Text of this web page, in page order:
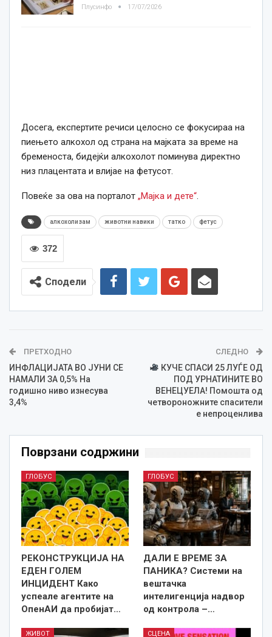
Плусинфо 17/07/2026
Досега, експертите речиси целосно се фокусираа на
пиењето алкохол од страна на мајката за време на
бременоста, бидејќи алкохолот поминува директно
низ плацентата и влијае на фетусот.
Повеќе за ова на порталот „Мајка и дете“.
алкохолизам животни навики татко фетус
372
Сподели
ПРЕТХОДНО
ИНФЛАЦИЈАТА ВО ЈУНИ СЕ
НАМАЛИ ЗА 0,5% На
годишно ниво изнесува
3,4%
СЛЕДНО
КУЧЕ СПАСИ 25 ЛУЃЕ ОД
ПОД УРНАТИНИТЕ ВО
ВЕНЕЦУЕЛА! Помошта од
четвороножните спасители
е непроценлива
Поврзани содржини
ГЛОБУС
РЕКОНСТРУКЦИЈА НА
ЕДЕН ГОЛЕМ
ИНЦИДЕНТ Како
успеале агентите на
ОпенАИ да пробијат…
ГЛОБУС
ДАЛИ Е ВРЕМЕ ЗА
ПАНИКА? Системи на
вештачка
интелигенција надвор
од контрола –…
ЖИВОТ СЦЕНА